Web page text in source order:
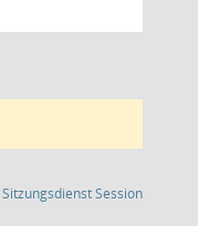
SitzungsdienstSession(Wird in